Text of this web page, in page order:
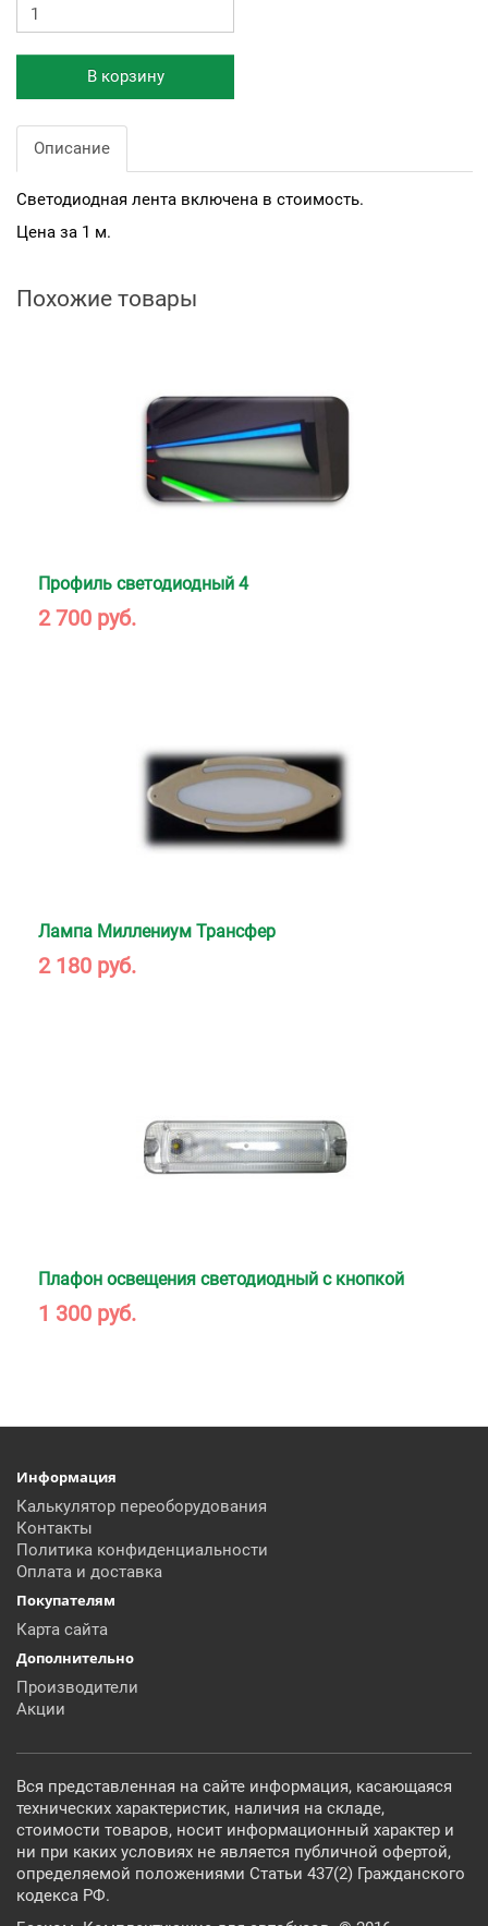
В корзину
Описание
Светодиодная лента включена в стоимость.
Цена за 1 м.
Похожие товары
Профиль светодиодный 4
2 700 руб.
Лампа Миллениум Трансфер
2 180 руб.
Плафон освещения светодиодный с кнопкой
1 300 руб.
Информация
Калькулятор переоборудования
Контакты
Политика конфиденциальности
Оплата и доставка
Покупателям
Карта сайта
Дополнительно
Производители
Акции
Вся представленная на сайте информация, касающаяся
технических характеристик, наличия на складе,
стоимости товаров, носит информационный характер и
ни при каких условиях не является публичной офертой,
определяемой положениями Статьи 437(2) Гражданского
кодекса РФ.